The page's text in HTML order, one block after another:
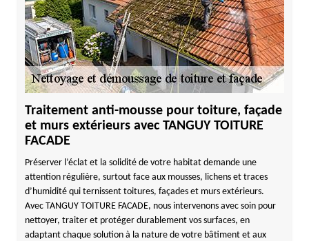
Traitement anti-mousse pour toiture, façade
et murs extérieurs avec TANGUY TOITURE
FACADE
Préserver l’éclat et la solidité de votre habitat demande une
attention régulière, surtout face aux mousses, lichens et traces
d’humidité qui ternissent toitures, façades et murs extérieurs.
Avec TANGUY TOITURE FACADE, nous intervenons avec soin pour
nettoyer, traiter et protéger durablement vos surfaces, en
adaptant chaque solution à la nature de votre bâtiment et aux